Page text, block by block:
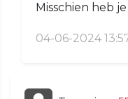
Misschien heb
04-06-2024